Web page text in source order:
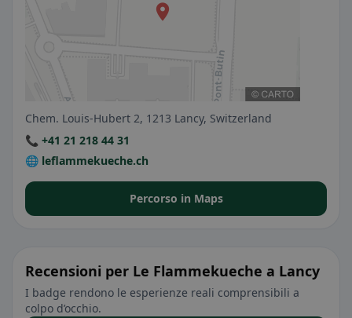
Chem. Louis-Hubert 2, 1213 Lancy, Switzerland
📞 +41 21 218 44 31
🌐 leflammekueche.ch
Percorso in Maps
Recensioni per Le Flammekueche a Lancy
I badge rendono le esperienze reali comprensibili a
colpo d’occhio.